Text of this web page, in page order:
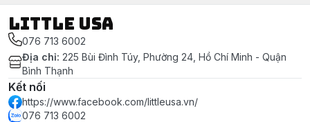
LITTLE USA
076 713 6002
Địa chỉ: 225 Bùi Đình Túy, Phường 24, Hồ Chí Minh - Quận
Bình Thạnh
Kết nối
https://www.facebook.com/littleusa.vn/
076 713 6002